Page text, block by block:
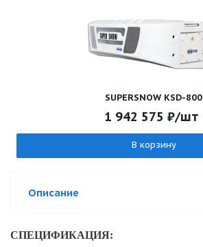
SUPERSNOW KSD-800
1 942 575 ₽/шт
В корзину
Описание
СПЕЦИФИКАЦИЯ: